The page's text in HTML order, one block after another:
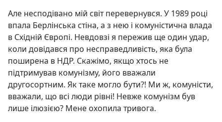
Але несподівано мій світ перевернувся. У 1989 році
впала Берлінська стіна, а з нею і комуністична влада
в Східній Європі. Невдовзі я пережив ще один удар,
коли довідався про несправедливість, яка була
поширена в НДР. Скажімо, якщо хтось не
підтримував комунізму, його вважали
другосортним. Як таке могло бути?! Ми ж, комуністи,
вважали, що всі люди рівні! Невже комунізм був
лише ілюзією? Мене охопила тривога.